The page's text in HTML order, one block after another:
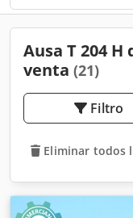
Ausa T 204
venta (21)
Filtro
Eliminar todos